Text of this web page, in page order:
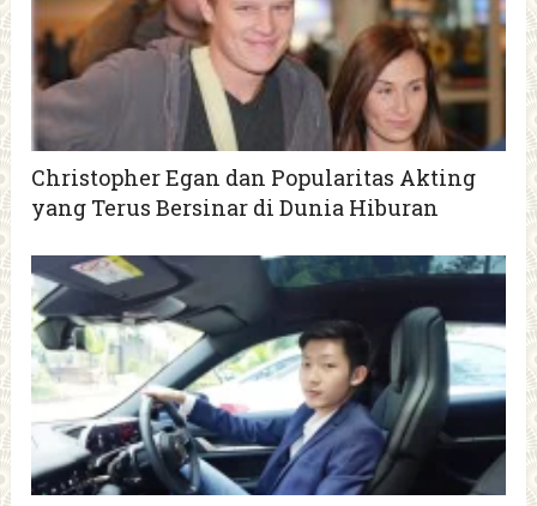
Christopher Egan dan Popularitas Akting
yang Terus Bersinar di Dunia Hiburan